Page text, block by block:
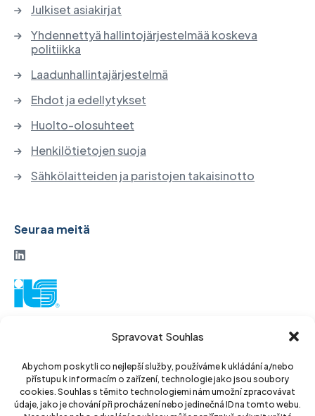
Spravovat Souhlas
Abychom poskytli co nejlepší služby, používáme k ukládání a/nebo
přístupu k informacím o zařízení, technologie jako jsou soubory
cookies. Souhlas s těmito technologiemi nám umožní zpracovávat
údaje, jako je chování při procházení nebo jedinečná ID na tomto webu.
Julkiset asiakirjat
Yhdennettyä hallintojärjestelmää koskeva
politiikka
Laadunhallintajärjestelmä
Ehdot ja edellytykset
Huolto-olosuhteet
Henkilötietojen suoja
Sähkölaitteiden ja paristojen takaisinotto
Seuraa meitä
130 52 Praha 3
Tšekin tasavalta